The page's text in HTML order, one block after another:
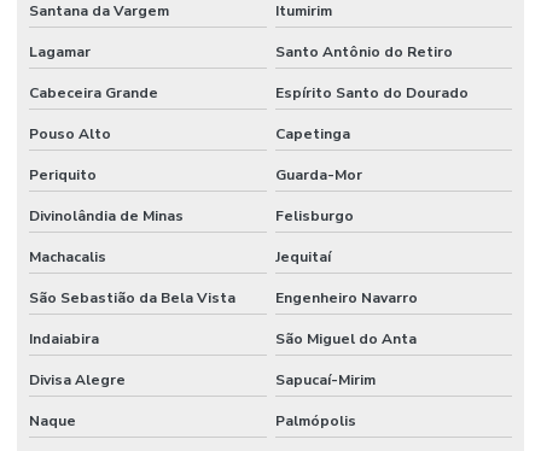
Santana da Vargem Itumirim
Lagamar Santo Antônio do Retiro
Cabeceira Grande Espírito Santo do Dourado
Pouso Alto Capetinga
Periquito Guarda-Mor
Divinolândia de Minas Felisburgo
Machacalis Jequitaí
São Sebastião da Bela Vista Engenheiro Navarro
Indaiabira São Miguel do Anta
Divisa Alegre Sapucaí-Mirim
Naque Palmópolis